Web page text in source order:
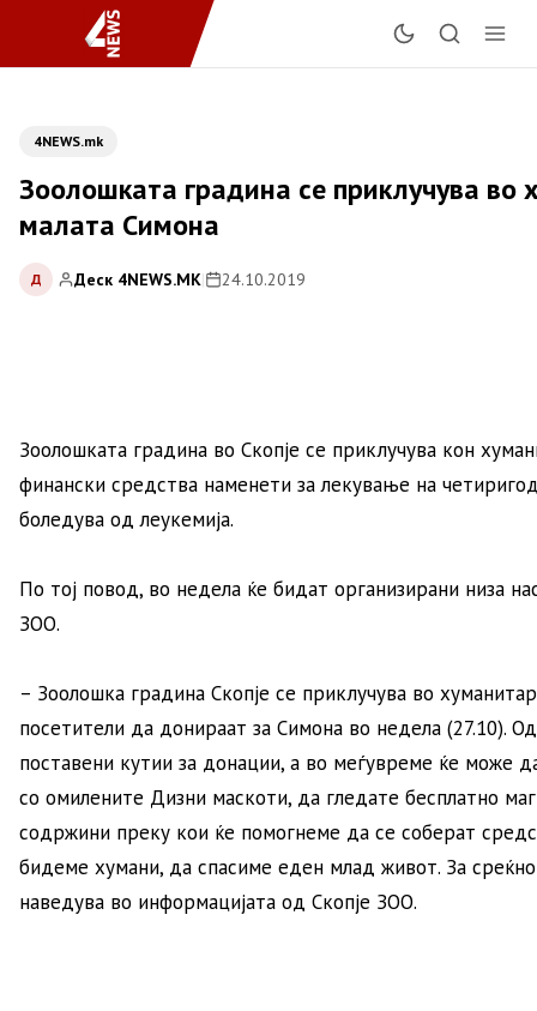
4NEWS.mk
Зоолошката градина се приклучува во
малата Симона
Д Деск 4NEWS.MK| 24.10.2019
Зоолошката градина во Скопје се приклучува кон
финански средства наменети за лекување на
боледува од леукемија.
По тој повод, во недела ќе бидат организирани низа
ЗОО.
– Зоолошка градина Скопје се приклучува во
посетители да донираат за Симона во недела (27.10).
поставени кутии за донации, а во меѓувреме ќе може
со омилените Дизни маскоти, да гледате бесплатно
содржини преку кои ќе помогнеме да се соберат
бидеме хумани, да спасиме еден млад живот. За
наведува во информацијата од Скопје ЗОО.